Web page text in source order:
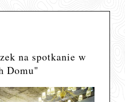
na spotkanie w
Domu"